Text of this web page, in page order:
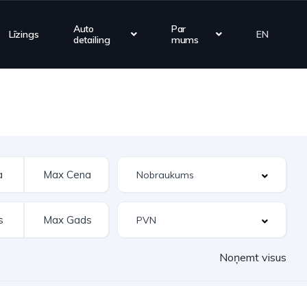
Līzings
Auto
detailing
Par
mums
EN
Noņemt visus